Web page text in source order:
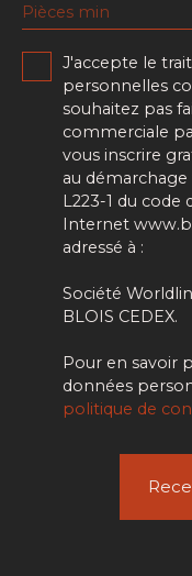
Pièces min
J'accepte le
personnelles
souhaitez pas
commerciale
vous inscrire
au
L223-1 du
Internet
adressé à :
Société
BLOIS CEDEX.
Pour en savoir
données
politique de